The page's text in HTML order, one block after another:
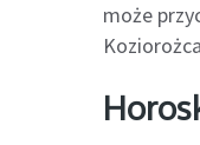
może